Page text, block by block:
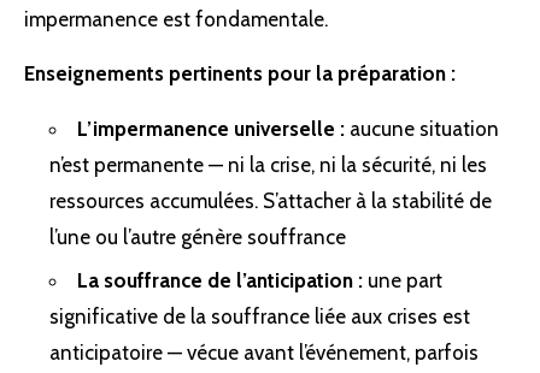
impermanence est fondamentale.
Enseignements pertinents pour la préparation :
L’impermanence universelle : aucune situation
n’est permanente — ni la crise, ni la sécurité, ni les
ressources accumulées. S’attacher à la stabilité de
l’une ou l’autre génère souffrance
La souffrance de l’anticipation : une part
significative de la souffrance liée aux crises est
anticipatoire — vécue avant l’événement, parfois